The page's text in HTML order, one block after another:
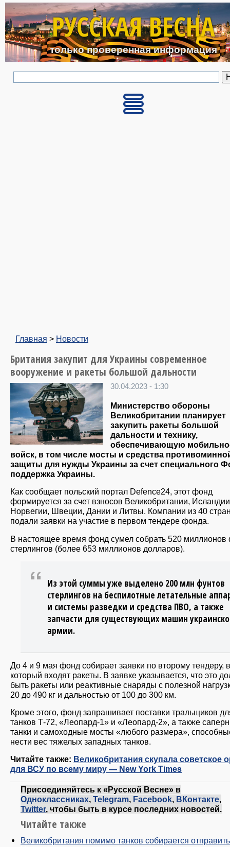
Перейти к основному
РУССКАЯ ВЕСНА
только проверенная информация
Главная > Новости
Британия закупит для Украины современное
вооружение и ракеты большой дальности
30.04.2023 - 1:30
Министерство обороны
Великобритании планирует
закупить ракеты большой
дальности и технику,
обеспечивающую
войск, в том числе мосты и средства
защиты для нужды Украины за счет специального
поддержка Украины.
Как сообщает польский портал Defence24, этот фонд
формируется за счет взносов Великобритании,
Норвегии, Швеции, Дании и Литвы. Компании из 40
подали заявки на участие в первом тендере фонда.
В настоящее время фонд сумел собрать 520 миллионов
стерлингов (более 653 миллионов долларов).
Из этой суммы уже выделено 200 млн фунтов
стерлингов на беспилотные летательные
и системы разведки и средства ПВО, а также
запчасти для существующих машин
армии.
До 4 и 9 мая фонд собирает заявки по второму тендеру, в
который входят ракеты. В заявке указывается, что это
быть ракеты или реактивные снаряды с полезной
20 до 490 кг и дальностью от 100 до 300 км.
Кроме этого, фонд запрашивает поставки тральщиков
танков Т-72, ​​«Леопард-1» и «Леопард-2», а также
танки и самоходные мосты «любого размера»,
нести вес тяжелых западных танков.
Читайте также: Великобритания скупала советское
для ВСУ по всему миру — New York Times
Присоединяйтесь к «Русской Весне» в
Одноклассниках, Telegram, Facebook, ВКонтакте,
Twitter, чтобы быть в курсе последних новостей.
Читайте также
Великобритания помимо танков собирается отправить